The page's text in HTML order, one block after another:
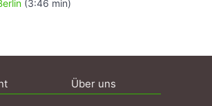
(3:46 min)
Über uns